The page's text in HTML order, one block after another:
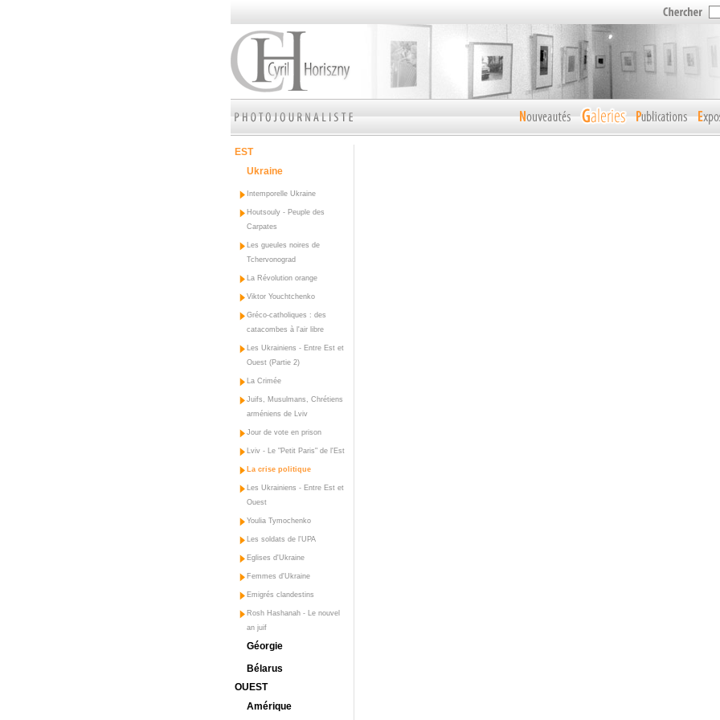
EST
Ukraine
Intemporelle Ukraine
Houtsouly - Peuple des
Carpates
Les gueules noires de
Tchervonograd
La Révolution orange
Viktor Youchtchenko
Gréco-catholiques : des
catacombes à l'air libre
Les Ukrainiens - Entre Est et
Ouest (Partie 2)
La Crimée
Juifs, Musulmans, Chrétiens
arméniens de Lviv
Jour de vote en prison
Lviv - Le "Petit Paris" de l'Est
La crise politique
Les Ukrainiens - Entre Est et
Ouest
Youlia Tymochenko
Les soldats de l'UPA
Eglises d'Ukraine
Femmes d'Ukraine
Emigrés clandestins
Rosh Hashanah - Le nouvel
an juif
Géorgie
Bélarus
OUEST
Amérique